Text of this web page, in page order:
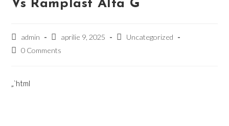
Vs Ramplast Alta G
Post
author:
admin
Post
published:
aprilie 9, 2025
PostUncategorized
Post0 Comments
„`html